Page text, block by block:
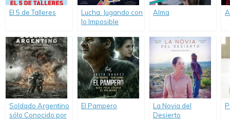
El 5 de Talleres
Lucha: Jugando con
lo Imposible
Alma
Soldado Argentino
sólo Conocido por
El Pampero
La Novia del
Desierto